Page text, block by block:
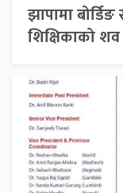
झापामा
शिक्षिकाको शव